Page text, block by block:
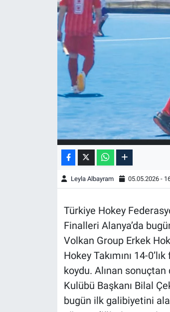
Leyla Albayram 05.05.2026 -
Türkiye Hokey
Finalleri Alanya’da
Volkan Group Erkek
Hokey Takımını 14-
koydu. Alınan
Kulübü Başkanı Bilal
bugün ilk galibiyetini